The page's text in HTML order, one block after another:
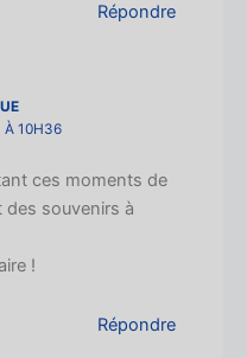
Répondre
À 10H36
ces moments de
souvenirs à
!
Répondre